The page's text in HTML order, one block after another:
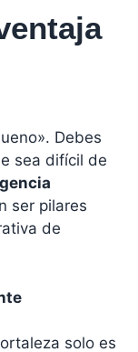
Debes
sea difícil de
ser pilares
de
solo es